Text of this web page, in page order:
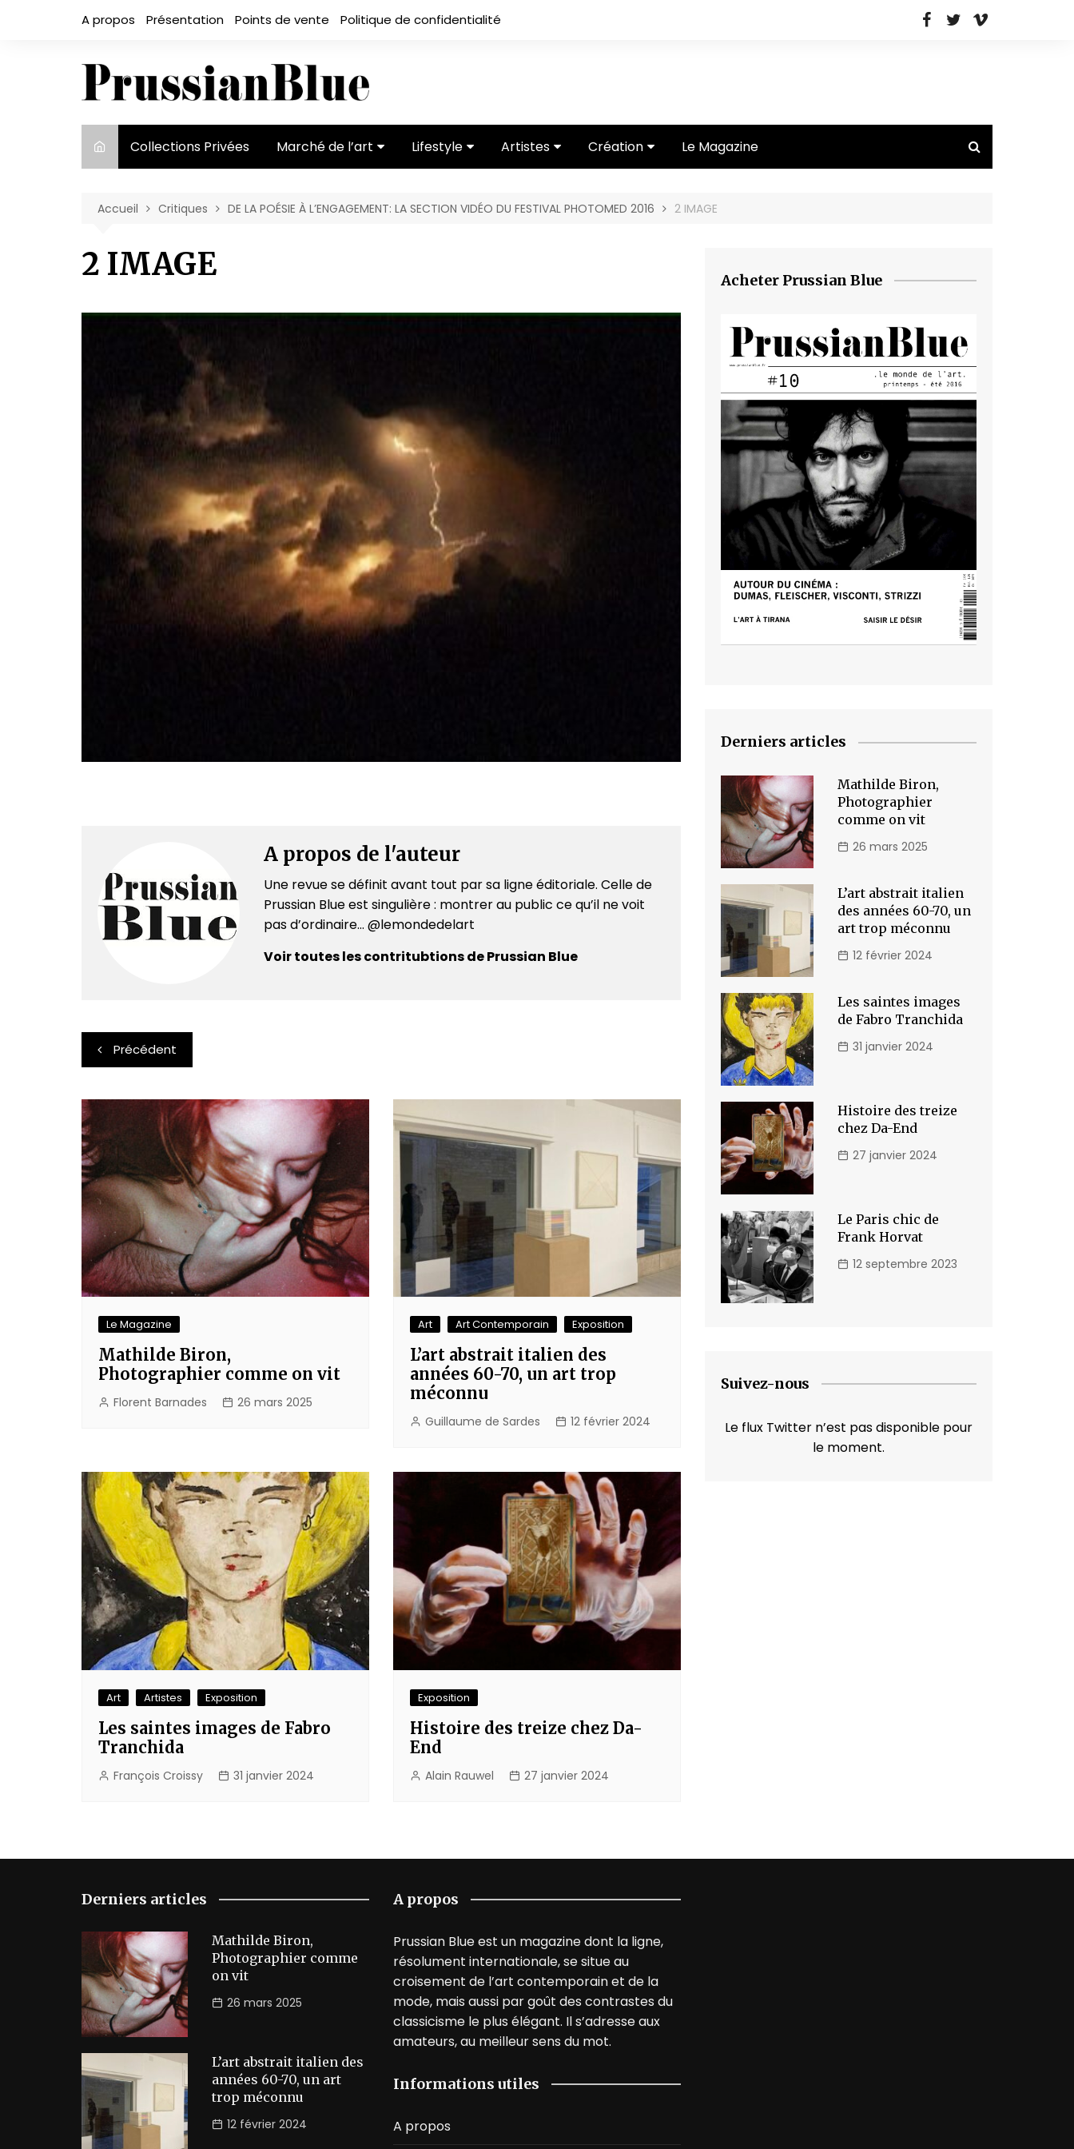
A propos Présentation Points de vente Politique de confidentialité
Collections Privées Marché de l’art
acteurs
Lifestyle
Mode
Artistes
Entretiens
Création
Vidéos
Le Magazine
Accueil Critiques DE LA POÉSIE À L’ENGAGEMENT: LA SECTION VIDÉO DU FESTIVAL PHOTOMED 2016 2 IMAGE
2 IMAGE
A propos de l'auteur
Une revue se définit avant tout par sa ligne éditoriale. Celle de
Prussian Blue est singulière : montrer au public ce qu’il ne voit
pas d’ordinaire... @lemondedelart
Voir toutes les contritubtions de Prussian Blue
Navigation
de
l’article
Précédent
Le Magazine
Mathilde Biron,
Photographier comme on vit
Florent Barnades 26 mars 2025
Art Art Contemporain Exposition
L’art abstrait italien des
années 60-70, un art trop
méconnu
Guillaume de Sardes 12 février 2024
Art Artistes Exposition
Les saintes images de Fabro
Tranchida
François Croissy 31 janvier 2024
Exposition
Histoire des treize chez Da-
End
Alain Rauwel 27 janvier 2024
Acheter Prussian Blue
Derniers articles
Mathilde Biron,
Photographier
comme on vit
26 mars 2025
L’art abstrait italien
des années 60-70, un
art trop méconnu
12 février 2024
Les saintes images
de Fabro Tranchida
31 janvier 2024
Histoire des treize
chez Da-End
27 janvier 2024
Le Paris chic de
Frank Horvat
12 septembre 2023
Suivez-nous
Le flux Twitter n’est pas disponible pour
le moment.
Derniers articles
Mathilde Biron,
Photographier comme
on vit
26 mars 2025
L’art abstrait italien des
années 60-70, un art
trop méconnu
12 février 2024
A propos
Prussian Blue est un magazine dont la ligne,
résolument internationale, se situe au
croisement de l’art contemporain et de la
mode, mais aussi par goût des contrastes du
classicisme le plus élégant. Il s’adresse aux
amateurs, au meilleur sens du mot.
Informations utiles
A propos